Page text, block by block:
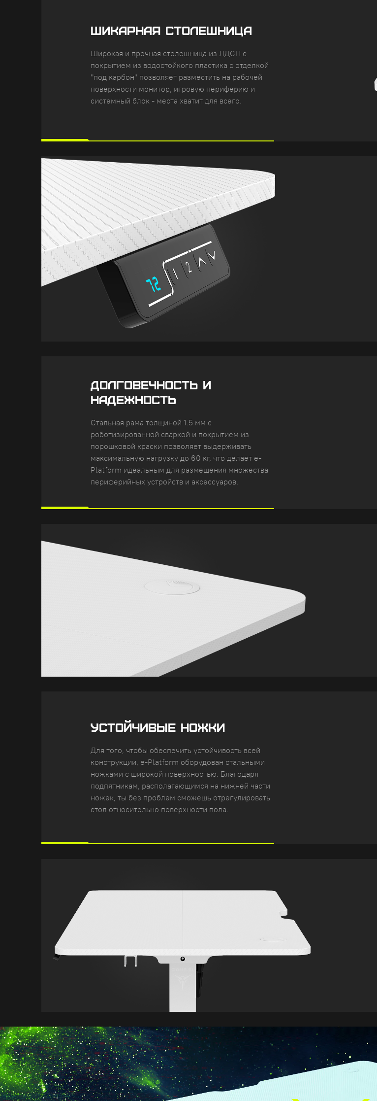
ШИКАРНАЯ СТОЛЕШНИЦА
Широкая и прочная столешница из ЛДСП с
покрытием из водостойкого пластика с отделкой
"под карбон" позволяет разместить на рабочей
поверхности монитор, игровую периферию и
системный блок - места хватит для всего.
ДОЛГОВЕЧНОСТЬ И
НАДЕЖНОСТЬ
Стальная рама толщиной 1.5 мм с
роботизированной сваркой и покрытием из
порошковой краски позволяет выдерживать
максимальную нагрузку до 60 кг, что делает e-
Platform идеальным для размещения множества
периферийных устройств и аксессуаров.
УСТОЙЧИВЫЕ НОЖКИ
Для того, чтобы обеспечить устойчивость всей
конструкции, e-Platform оборудован стальными
ножками с широкой поверхностью. Благодаря
подпятникам, располагающимся на нижней части
ножек, ты без проблем сможешь отрегулировать
стол относительно поверхности пола.